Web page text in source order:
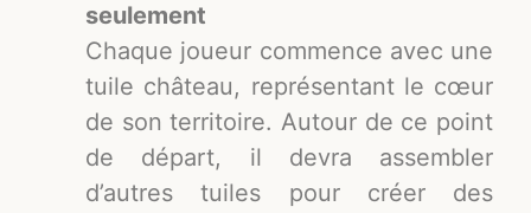
seulement
Chaque joueur commence avec une
tuile château, représentant le cœur
de son territoire. Autour de ce point
de départ, il devra assembler
d’autres tuiles pour créer des